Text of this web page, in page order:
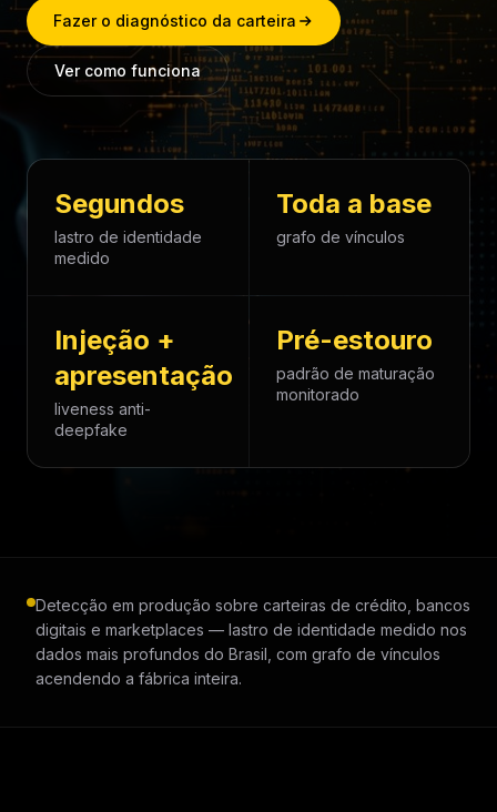
Fazer o diagnóstico da carteira
Ver como funciona
Segundos
lastro de identidade
medido
Toda a base
grafo de vínculos
Injeção +
apresentação
liveness anti-
deepfake
Pré-estouro
padrão de maturação
monitorado
Detecção em produção sobre carteiras de crédito, bancos
digitais e marketplaces — lastro de identidade medido nos
dados mais profundos do Brasil, com grafo de vínculos
acendendo a fábrica inteira.